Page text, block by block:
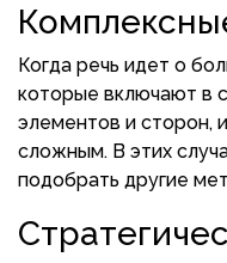
Когда речь идет о
которые включают в
элементов и сторон,
сложным. В этих
подобрать другие